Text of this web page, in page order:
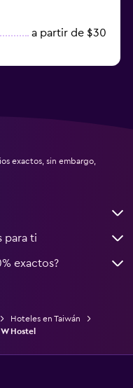
a partir de $30
exactos, sin embargo,
para ti
exactos?
Hoteles en Taiwán
W Hostel